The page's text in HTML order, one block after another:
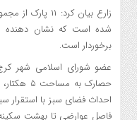
شده است که نشان دهنده
برخوردار است.
عضو شورای اسلامی شهر
احداث فضای سبز با استقرار